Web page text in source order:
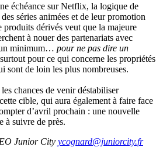
échéance sur Netflix, la logique de
séries animées et de leur promotion
produits dérivés veut que la majeure
à nouer des partenariats avec
minimum… pour ne pas dire un
pour ce qui concerne les propriétés
sont de loin les plus nombreuses.
chances de venir déstabiliser
cible, qui aura également à faire face
d’avril prochain : une nouvelle
à suivre de près.
Junior City ycognard@juniorcity.fr